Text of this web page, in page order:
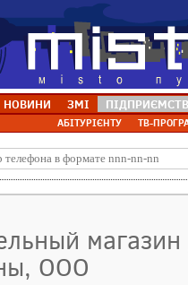
НОВИНИ ЗМІ
АБІТУРІЄНТУ ТВ-
ООО